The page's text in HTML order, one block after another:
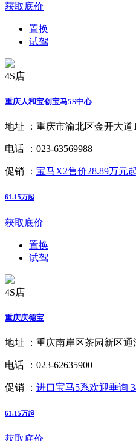
获取底价
置换
试驾
4S店
重庆人和宝创宝马5S中心
地址 ： 重庆市渝北区金开大道
电话 ： 023-63569988
促销 ： 宝马X2售价28.89万元
61.15万起
获取底价
置换
试驾
4S店
重庆庆德宝
地址 ： 重庆南岸区茶园新区通
电话 ： 023-62635900
促销 ： 进口宝马5系欢迎垂询
61.15万起
获取底价